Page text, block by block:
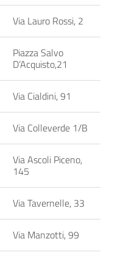
Via Lauro Rossi, 2
Piazza Salvo
D’Acquisto,21
Via Cialdini, 91
Via Colleverde 1/B
Via Ascoli Piceno,
145
Via Tavernelle, 33
Via Manzotti, 99